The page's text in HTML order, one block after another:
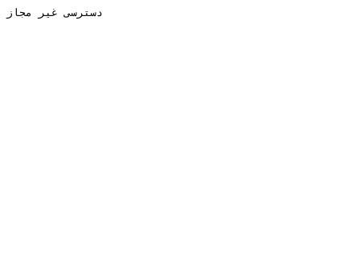
دسترسی غیر مجاز